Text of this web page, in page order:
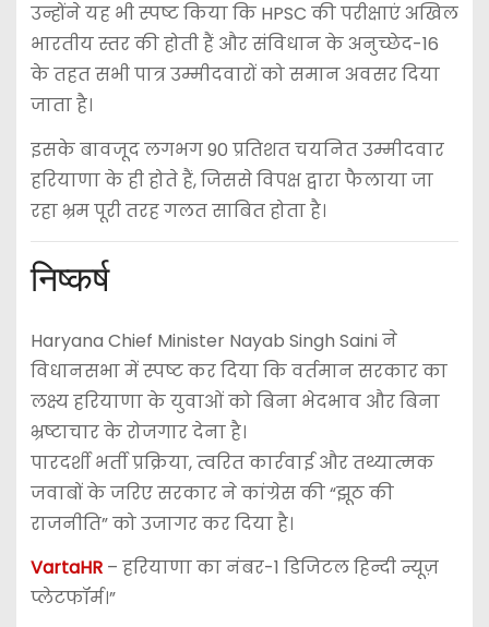
उन्होंने यह भी स्पष्ट किया कि HPSC की परीक्षाएं अखिल
भारतीय स्तर की होती हैं और संविधान के अनुच्छेद-16
के तहत सभी पात्र उम्मीदवारों को समान अवसर दिया
जाता है।
इसके बावजूद लगभग 90 प्रतिशत चयनित उम्मीदवार
हरियाणा के ही होते हैं, जिससे विपक्ष द्वारा फैलाया जा
रहा भ्रम पूरी तरह गलत साबित होता है।
निष्कर्ष
Haryana Chief Minister Nayab Singh Saini ने
विधानसभा में स्पष्ट कर दिया कि वर्तमान सरकार का
लक्ष्य हरियाणा के युवाओं को बिना भेदभाव और बिना
भ्रष्टाचार के रोजगार देना है।
पारदर्शी भर्ती प्रक्रिया, त्वरित कार्रवाई और तथ्यात्मक
जवाबों के जरिए सरकार ने कांग्रेस की “झूठ की
राजनीति” को उजागर कर दिया है।
VartaHR – हरियाणा का नंबर-1 डिजिटल हिन्दी न्यूज़
प्लेटफॉर्म।”